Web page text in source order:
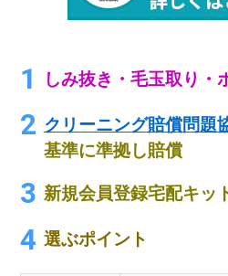
しみ抜き・毛玉取り・
クリーニング賠償問題
基準に準拠し賠償
新規会員登録宅配キッ
選ぶポイント